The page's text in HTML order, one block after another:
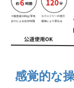
感覚的な